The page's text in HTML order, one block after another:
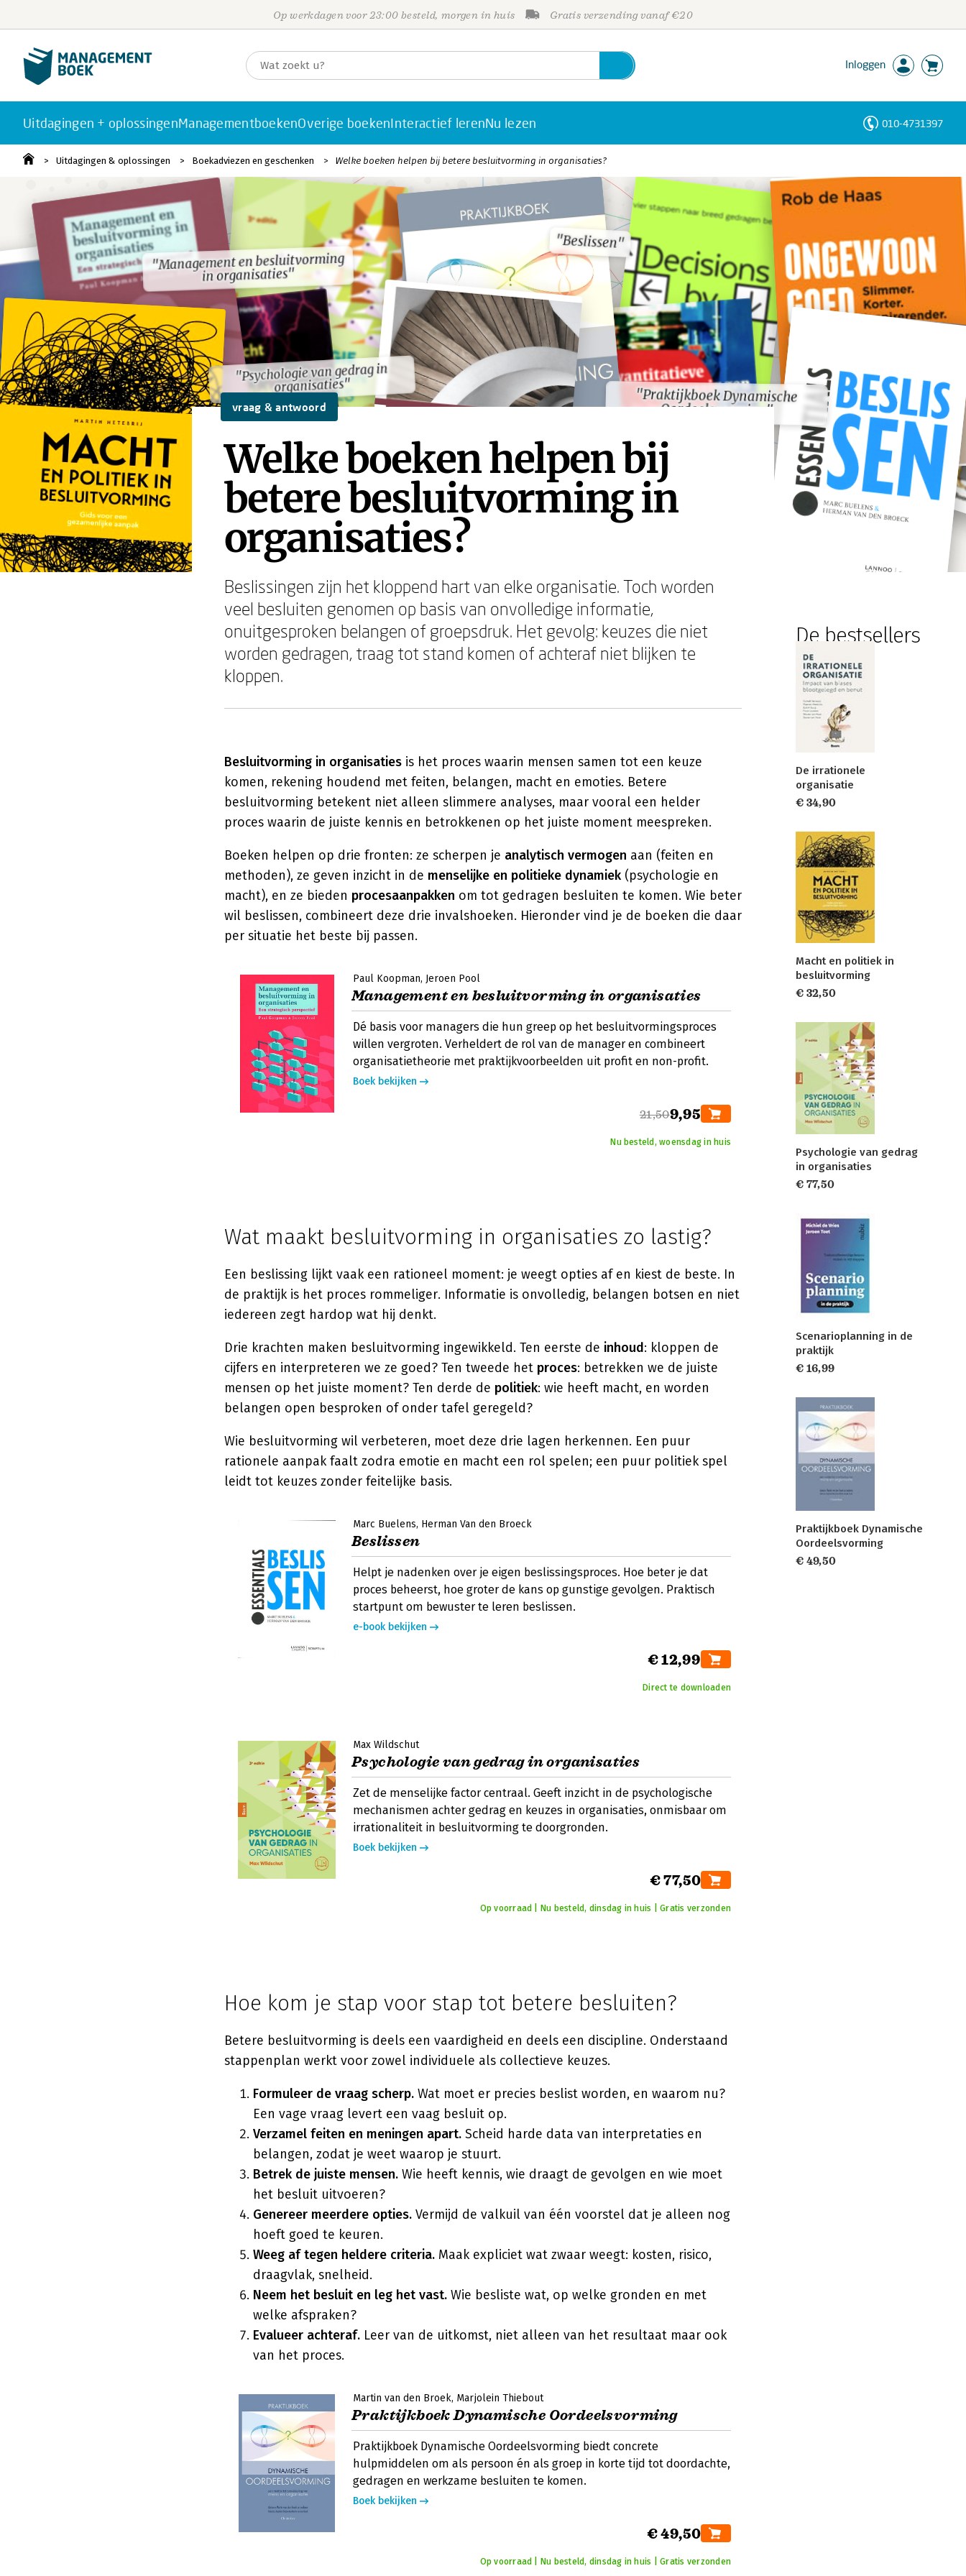
Op werkdagen voor 23:00 besteld, morgen in huis Gratis verzending vanaf €20
Inloggen
Uitdagingen + oplossingenManagementboekenOverige boekenInteractief lerenNu lezen 010-4731397
Uitdagingen & oplossingen Boekadviezen en geschenken Welke boeken helpen bij betere besluitvorming in organisaties?
"Management en besluitvorming
in organisaties"
"Beslissen"
"Psychologie van gedrag in
organisaties"
"Praktijkboek Dynamische
Oordeelsvorming"
"Management en besluitvorming
in organisaties"
"Beslissen"
"Psychologie van gedrag in
organisaties"
"Praktijkboek Dynamische
Oordeelsvorming"
vraag & antwoord
Welke boeken helpen bij
betere besluitvorming in
organisaties?
Beslissingen zijn het kloppend hart van elke organisatie. Toch worden
veel besluiten genomen op basis van onvolledige informatie,
onuitgesproken belangen of groepsdruk. Het gevolg: keuzes die niet
worden gedragen, traag tot stand komen of achteraf niet blijken te
kloppen.
Besluitvorming in organisaties is het proces waarin mensen samen tot een keuze
komen, rekening houdend met feiten, belangen, macht en emoties. Betere
besluitvorming betekent niet alleen slimmere analyses, maar vooral een helder
proces waarin de juiste kennis en betrokkenen op het juiste moment meespreken.
Boeken helpen op drie fronten: ze scherpen je analytisch vermogen aan (feiten en
methoden), ze geven inzicht in de menselijke en politieke dynamiek (psychologie en
macht), en ze bieden procesaanpakken om tot gedragen besluiten te komen. Wie beter
wil beslissen, combineert deze drie invalshoeken. Hieronder vind je de boeken die daar
per situatie het beste bij passen.
Paul Koopman Jeroen Pool
Management en besluitvorming in organisaties
Dé basis voor managers die hun greep op het besluitvormingsproces
willen vergroten. Verheldert de rol van de manager en combineert
organisatietheorie met praktijkvoorbeelden uit profit en non-profit.
Boek bekijken
21,509,95
Nu besteld, woensdag in huis
Wat maakt besluitvorming in organisaties zo lastig?
Een beslissing lijkt vaak een rationeel moment: je weegt opties af en kiest de beste. In
de praktijk is het proces rommeliger. Informatie is onvolledig, belangen botsen en niet
iedereen zegt hardop wat hij denkt.
Drie krachten maken besluitvorming ingewikkeld. Ten eerste de inhoud: kloppen de
cijfers en interpreteren we ze goed? Ten tweede het proces: betrekken we de juiste
mensen op het juiste moment? Ten derde de politiek: wie heeft macht, en worden
belangen open besproken of onder tafel geregeld?
Wie besluitvorming wil verbeteren, moet deze drie lagen herkennen. Een puur
rationele aanpak faalt zodra emotie en macht een rol spelen; een puur politiek spel
leidt tot keuzes zonder feitelijke basis.
Marc Buelens Herman Van den Broeck
Beslissen
Helpt je nadenken over je eigen beslissingsproces. Hoe beter je dat
proces beheerst, hoe groter de kans op gunstige gevolgen. Praktisch
startpunt om bewuster te leren beslissen.
e-book bekijken
€ 12,99
Direct te downloaden
Max Wildschut
Psychologie van gedrag in organisaties
Zet de menselijke factor centraal. Geeft inzicht in de psychologische
mechanismen achter gedrag en keuzes in organisaties, onmisbaar om
irrationaliteit in besluitvorming te doorgronden.
Boek bekijken
€ 77,50
Op voorraad | Nu besteld, dinsdag in huis | Gratis verzonden
Hoe kom je stap voor stap tot betere besluiten?
Betere besluitvorming is deels een vaardigheid en deels een discipline. Onderstaand
stappenplan werkt voor zowel individuele als collectieve keuzes.
Formuleer de vraag scherp. Wat moet er precies beslist worden, en waarom nu?
Een vage vraag levert een vaag besluit op.
Verzamel feiten en meningen apart. Scheid harde data van interpretaties en
belangen, zodat je weet waarop je stuurt.
Betrek de juiste mensen. Wie heeft kennis, wie draagt de gevolgen en wie moet
het besluit uitvoeren?
Genereer meerdere opties. Vermijd de valkuil van één voorstel dat je alleen nog
hoeft goed te keuren.
Weeg af tegen heldere criteria. Maak expliciet wat zwaar weegt: kosten, risico,
draagvlak, snelheid.
Neem het besluit en leg het vast. Wie besliste wat, op welke gronden en met
welke afspraken?
Evalueer achteraf. Leer van de uitkomst, niet alleen van het resultaat maar ook
van het proces.
Martin van den Broek Marjolein Thiebout
Praktijkboek Dynamische Oordeelsvorming
Praktijkboek Dynamische Oordeelsvorming biedt concrete
hulpmiddelen om als persoon én als groep in korte tijd tot doordachte,
gedragen en werkzame besluiten te komen.
Boek bekijken
€ 49,50
Op voorraad | Nu besteld, dinsdag in huis | Gratis verzonden
De bestsellers
De irrationele
organisatie
€ 34,90
Macht en politiek in
besluitvorming
€ 32,50
Psychologie van gedrag
in organisaties
€ 77,50
Scenarioplanning in de
praktijk
€ 16,99
Praktijkboek Dynamische
Oordeelsvorming
€ 49,50
Personen
Trefwoorden